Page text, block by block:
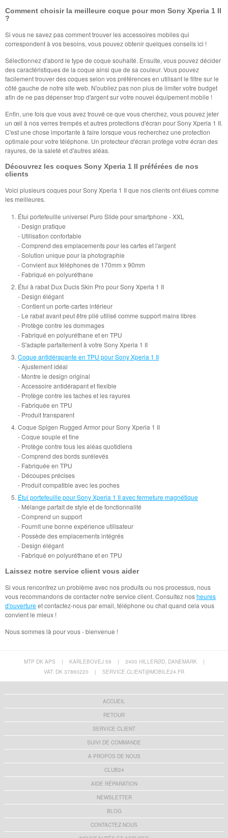
Comment choisir la meilleure coque pour mon Sony Xperia 1 II
?
Si vous ne savez pas comment trouver les accessoires mobiles qui
correspondent à vos besoins, vous pouvez obtenir quelques conseils ici !
Sélectionnez d'abord le type de coque souhaité. Ensuite, vous pouvez décider
des caractéristiques de la coque ainsi que de sa couleur. Vous pouvez
facilement trouver des coques selon vos préférences en utilisant le filtre sur le
côté gauche de notre site web. N'oubliez pas non plus de limiter votre budget
afin de ne pas dépenser trop d'argent sur votre nouvel équipement mobile !
Enfin, une fois que vous avez trouvé ce que vous cherchez, vous pouvez jeter
un œil à nos verres trempés et autres protections d'écran pour Sony Xperia 1 II.
C'est une chose importante à faire lorsque vous recherchez une protection
optimale pour votre téléphone. Un protecteur d'écran protège votre écran des
rayures, de la saleté et d'autres aléas.
Découvrez les coques Sony Xperia 1 II préférées de nos
clients
Voici plusieurs coques pour Sony Xperia 1 II que nos clients ont élues comme
les meilleures.
Étui portefeuille universel Puro Slide pour smartphone - XXL
- Design pratique
- Utilisation confortable
- Comprend des emplacements pour les cartes et l'argent
- Solution unique pour la photographie
- Convient aux téléphones de 170mm x 90mm
- Fabriqué en polyuréthane
Étui à rabat Dux Ducis Skin Pro pour Sony Xperia 1 II
- Design élégant
- Contient un porte-cartes intérieur
- Le rabat avant peut être plié utilisé comme support mains libres
- Protège contre les dommages
- Fabriqué en polyuréthane et en TPU
- S'adapte parfaitement à votre Sony Xperia 1 II
Coque antidérapante en TPU pour Sony Xperia 1 II
- Ajustement idéal
- Montre le design original
- Accessoire antidérapant et flexible
- Protège contre les taches et les rayures
- Fabriquée en TPU
- Produit transparent
Coque Spigen Rugged Armor pour Sony Xperia 1 II
- Coque souple et fine
- Protège contre tous les aléas quotidiens
- Comprend des bords surélevés
- Fabriquée en TPU
- Découpes précises
- Produit compatible avec les poches
Étui portefeuille pour Sony Xperia 1 II avec fermeture magnétique
- Mélange parfait de style et de fonctionnalité
- Comprend un support
- Fournit une bonne expérience utilisateur
- Possède des emplacements intégrés
- Design élégant
- Fabriqué en polyuréthane et en TPU
Laissez notre service client vous aider
Si vous rencontrez un problème avec nos produits ou nos processus, nous
vous recommandons de contacter notre service client. Consultez nosheures
d'ouvertureet contactez-nous par email, téléphone ou chat quand cela vous
convient le mieux !
Nous sommes là pour vous - bienvenue !
MTP DK APS | KARLEBOVEJ 59 | 3400 HILLERØD, DANEMARK
|
VAT: DK 37860220
| SERVICE.CLIENT@MOBILE24.FR
ACCUEIL
RETOUR
SERVICE CLIENT
SUIVI DE COMMANDE
A PROPOS DE NOUS
CLUB24
AIDE RÉPARATION
NEWSLETTER
BLOG
CONTACTEZ-NOUS